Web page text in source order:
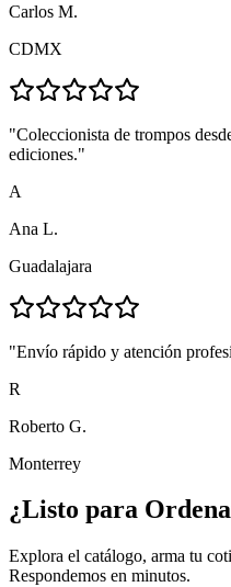
Carlos M.
CDMX
"Coleccionista de trompos
ediciones."
A
Ana L.
Guadalajara
"Envío rápido y atención
R
Roberto G.
Monterrey
¿Listo para
Explora el catálogo, arma tu
Respondemos en minutos.